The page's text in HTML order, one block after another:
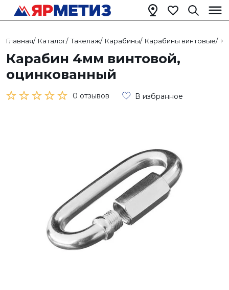
Главная/ Каталог/ Такелаж/ Карабины/ Карабины винтовые/
Карабин 4мм винтовой,
оцинкованный
0 отзывов В избранное